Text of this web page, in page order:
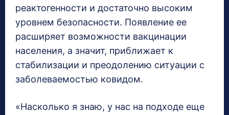
реактогенности и достаточно высоким
уровнем безопасности. Появление ее
расширяет возможности вакцинации
населения, а значит, приближает к
стабилизации и преодолению ситуации с
заболеваемостью ковидом.
«Насколько я знаю, у нас на подходе еще